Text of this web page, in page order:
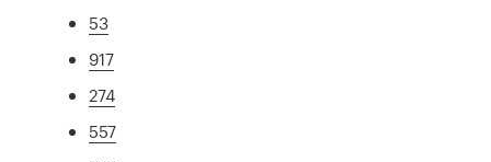
53
917
274
557